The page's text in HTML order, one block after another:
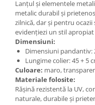
Suport bijuterii
Bijuterii cu cristale
Colier / Pandantiv
Cercei
Brățară
Set bijuterii
Bijuterii din lemn
Lanțul și elementele
metalic durabil și
zilnică, dar și pentru
evidențiezi un stil
Dimensiuni:
Dimensiuni pandantiv:
Lungime colier: 45 + 5
Culoare: maro,
Materiale folosite:
Rășină rezistentă la UV,
naturale, durabile și